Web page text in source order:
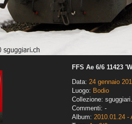
FFS Ae 6/6 11423
Data: 24 gennaio
Luogo: Bodio
Collezione:
Commenti: -
Album: 2010.01.24 -